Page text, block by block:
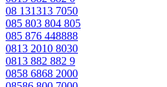
08 131313 7050
085 803 804 805
085 876 448888
0813 2010 8030
0813 882 882 9
0858 6868 2000